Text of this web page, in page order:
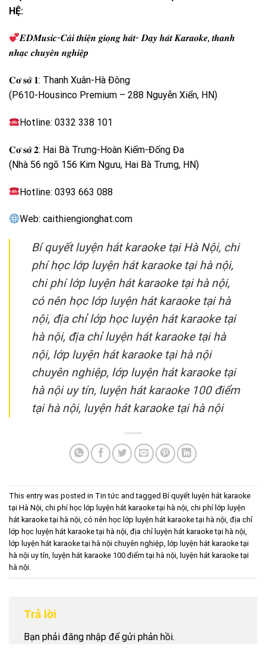
HỆ:
𝑬𝑫𝑴𝒖𝒔𝒊𝒄-𝑪𝒂̉𝒊 𝒕𝒉𝒊𝒆̣̂𝒏 𝒈𝒊𝒐̣𝒏𝒈 𝒉𝒂́𝒕- 𝑫𝒂̣𝒚 𝒉𝒂́𝒕 𝑲𝒂𝒓𝒂𝒐𝒌𝒆, 𝒕𝒉𝒂𝒏𝒉
𝒏𝒉𝒂̣𝒄 𝒄𝒉𝒖𝒚𝒆̂𝒏 𝒏𝒈𝒉𝒊𝒆̣̂𝒑
𝐂𝐨̛ 𝐬𝐨̛̉ 𝟏: Thanh Xuân-Hà Đông
(P610-Housinco Premium – 288 Nguyễn Xiển, HN)
Hotline: 0332 338 101
𝐂𝐨̛ 𝐬𝐨̛̉ 𝟐: Hai Bà Trưng-Hoàn Kiếm-Đống Đa
(Nhà 56 ngõ 156 Kim Ngưu, Hai Bà Trưng, HN)
Hotline: 0393 663 088
Web: caithiengionghat.com
Bí quyết luyện hát karaoke tại Hà Nội, chi
phí học lớp luyện hát karaoke tại hà nội,
chi phí lớp luyện hát karaoke tại hà nội,
có nên học lớp luyện hát karaoke tại hà
nội, địa chỉ lớp học luyện hát karaoke tại
hà nội, địa chỉ luyện hát karaoke tại hà
nội, lớp luyện hát karaoke tại hà nội
chuyên nghiệp, lớp luyện hát karaoke tại
hà nội uy tín, luyện hát karaoke 100 điểm
tại hà nội, luyện hát karaoke tại hà nội
This entry was posted in Tin tức and tagged Bí quyết luyện hát karaoke
tại Hà Nội chi phí học lớp luyện hát karaoke tại hà nội chi phí lớp luyện
hát karaoke tại hà nội có nên học lớp luyện hát karaoke tại hà nội địa chỉ
lớp học luyện hát karaoke tại hà nội địa chỉ luyện hát karaoke tại hà nội
lớp luyện hát karaoke tại hà nội chuyên nghiệp lớp luyện hát karaoke tại
hà nội uy tín luyện hát karaoke 100 điểm tại hà nội luyện hát karaoke tại
hà nội
Trả lời
Bạn phải đăng nhập để gửi phản hồi.